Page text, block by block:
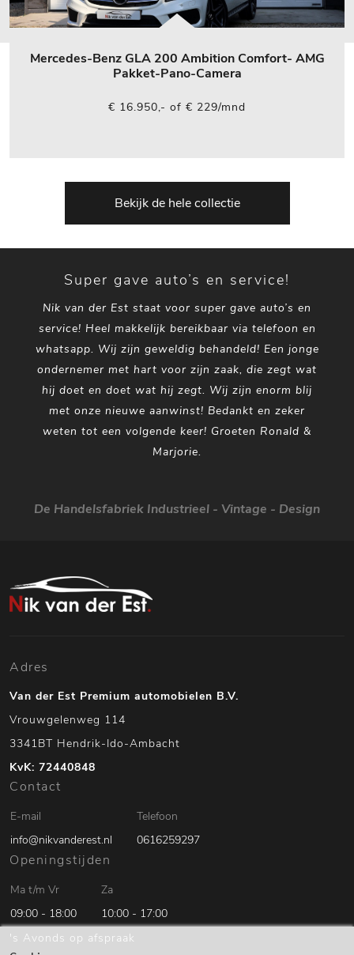
Mercedes-Benz GLA 200 Ambition Comfort- AMG
Pakket-Pano-Camera
€ 16.950,- of € 229/mnd
Bekijk de hele collectie
Super gave auto’s en service!
Nik van der Est staat voor super gave auto’s en
service! Heel makkelijk bereikbaar via telefoon en
whatsapp. Wij zijn geweldig behandeld! Een jonge
ondernemer met hart voor zijn zaak, die zegt wat
hij doet en doet wat hij zegt. Wij zijn enorm blij
met onze nieuwe aanwinst! Bedankt en zeker
weten tot een volgende keer! Groeten Ronald &
Marjorie.
De Handelsfabriek Industrieel - Vintage - Design
Adres
Van der Est Premium automobielen B.V.
Vrouwgelenweg 114
3341BT Hendrik-Ido-Ambacht
KvK: 72440848
Contact
E-mail
info@nikvanderest.nl
Telefoon
0616259297
Openingstijden
Ma t/m Vr
09:00 - 18:00
Za
10:00 - 17:00
's Avonds op afspraak